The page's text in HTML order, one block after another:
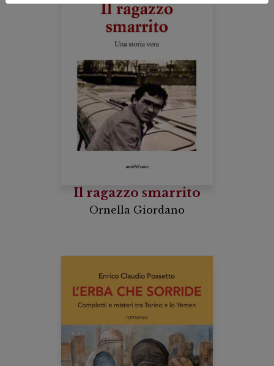
Il ragazzo smarrito
Ornella Giordano